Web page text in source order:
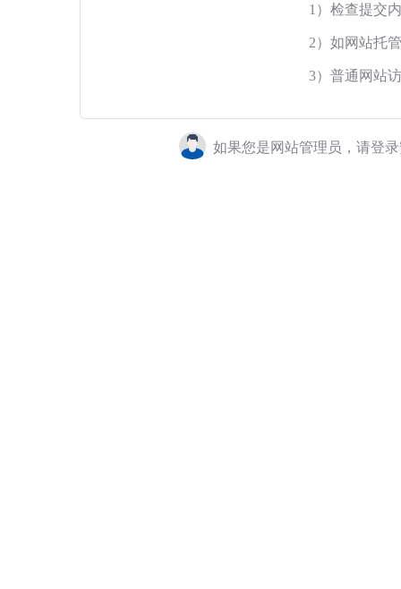
1）检查提交
2）如网站托
3）普通网站
如果您是网站管理员，请登